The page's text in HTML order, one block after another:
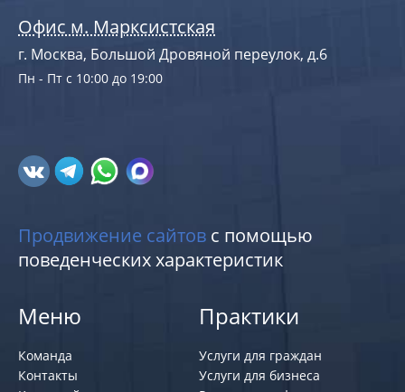
Офис м. Марксистская
г. Москва, Большой Дровяной переулок, д.6
Пн - Пт с 10:00 до 19:00
Продвижение сайтов с помощью
поведенческих характеристик
Меню
Команда
Контакты
Практики
Услуги для граждан
Услуги для бизнеса